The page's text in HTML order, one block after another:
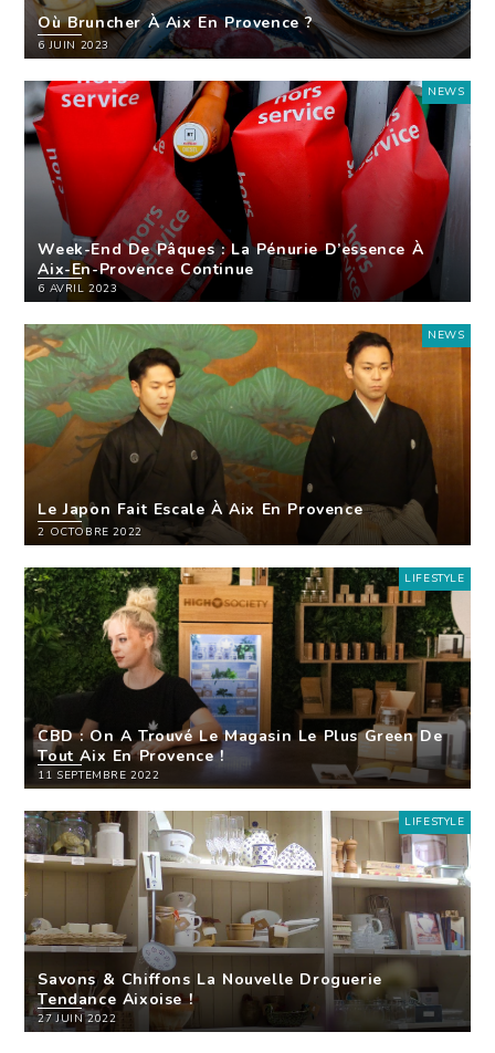
Où Bruncher À Aix En Provence ?
6 JUIN 2023
NEWS
Week-End De Pâques : La Pénurie D’essence À
Aix-En-Provence Continue
6 AVRIL 2023
NEWS
Le Japon Fait Escale À Aix En Provence
2 OCTOBRE 2022
LIFESTYLE
CBD : On A Trouvé Le Magasin Le Plus Green De
Tout Aix En Provence !
11 SEPTEMBRE 2022
LIFESTYLE
Savons & Chiffons La Nouvelle Droguerie
Tendance Aixoise !
27 JUIN 2022